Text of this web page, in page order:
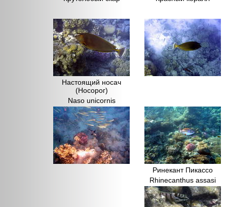
Настоящий носач
(Носорог)
Naso unicornis
Ринекант Пикассо
Rhinecanthus assasi